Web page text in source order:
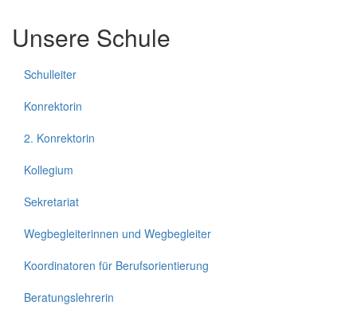
Unsere Schule
Schulleiter
Konrektorin
2. Konrektorin
Kollegium
Sekretariat
Wegbegleiterinnen und Wegbegleiter
Koordinatoren für Berufsorientierung
Beratungslehrerin